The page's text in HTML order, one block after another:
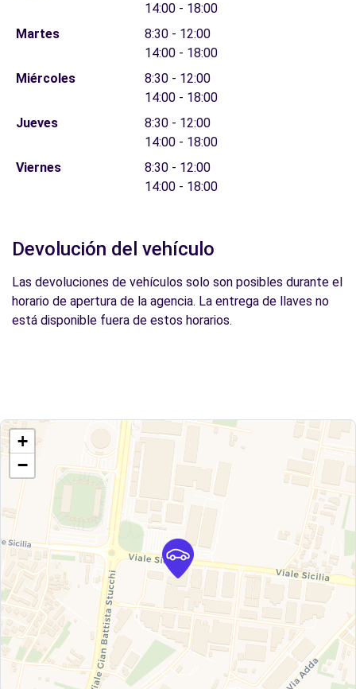
14:00 - 18:00
Martes
8:30 - 12:00
14:00 - 18:00
Miércoles
8:30 - 12:00
14:00 - 18:00
Jueves
8:30 - 12:00
14:00 - 18:00
Viernes
8:30 - 12:00
14:00 - 18:00
Devolución del vehículo
Las devoluciones de vehículos solo son posibles durante el
horario de apertura de la agencia. La entrega de llaves no
está disponible fuera de estos horarios.
+
−